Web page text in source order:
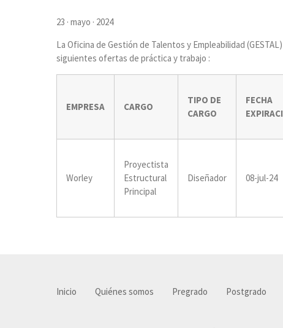
23 · mayo · 2024
La Oficina de Gestión de Talentos y Empleabilidad
siguientes ofertas de práctica y trabajo :
EMPRESA CARGO
TIPO DE
CARGO
FECHA
Worley
Proyectista
Estructural
Principal
Diseñador 08-jul-24
Inicio Quiénes somos Pregrado Postgrado